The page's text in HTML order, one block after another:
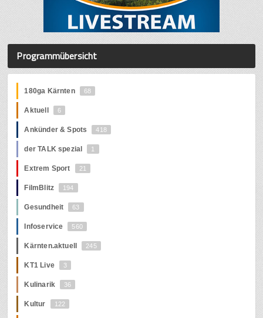
Programmübersicht
180ga Kärnten 68
Aktuell 6
Ankünder & Spots 418
der TALK spezial 1
Extrem Sport 21
FilmBlitz 194
Gesundheit 63
Infoservice 560
Kärnten.aktuell 245
KT1 Live 3
Kulinarik 36
Kultur 122